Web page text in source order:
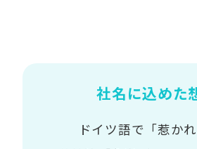
社名に込めた
ドイツ語で「惹かれ